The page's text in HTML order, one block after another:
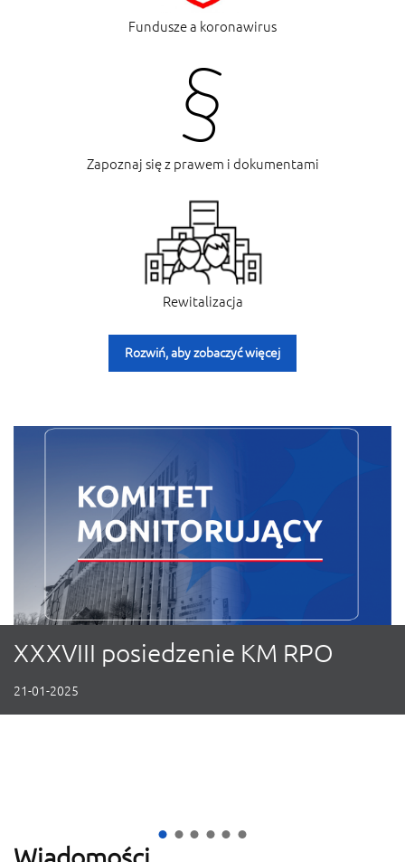
Fundusze a koronawirus
Zapoznaj się z prawem i dokumentami
Rewitalizacja
Rozwiń, aby zobaczyć więcej
XXXVIII posiedzenie KM RPO
Spojrzenie na perspektywę
XXXVII posiedzenie Komitetu
Wystawa dotycząca
Kolejne Fundusze
Fundusze Europejskie
XXXVIII posiedzenie KM RPO
21-01-2025